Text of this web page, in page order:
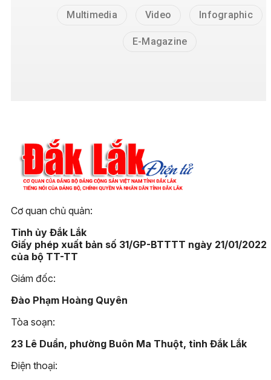
Multimedia Video Infographic
E-Magazine
Cơ quan chủ quản:
Tỉnh ủy Đắk Lắk
Giấy phép xuất bản số 31/GP-BTTTT ngày 21/01/2022
của bộ TT-TT
Giám đốc:
Đào Phạm Hoàng Quyên
Tòa soạn:
23 Lê Duẩn, phường Buôn Ma Thuột, tỉnh Đắk Lắk
Điện thoại: